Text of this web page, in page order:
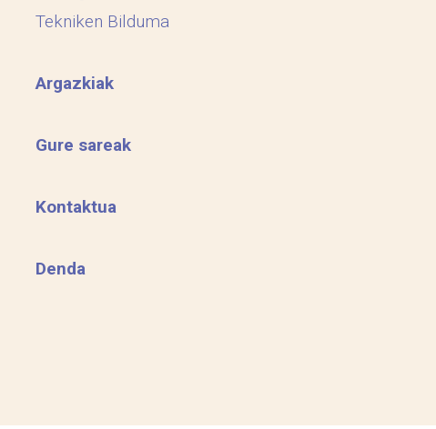
Tekniken Bilduma
Argazkiak
Gure sareak
Kontaktua
Denda